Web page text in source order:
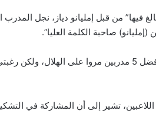
من قبل إمليانو دياز، نجل المدرب
صاحبة الكلمة العليا”.
وأضاف “إقالة دياز كان أصعب قرار لي، لأنه واحد من أفضل 5 مدربين مروا
تشير إلى أن المشاركة في